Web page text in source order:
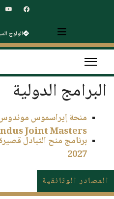
الولوج
البرامج الدولية
Joint Masters)
2027
المصادر الوثائقية